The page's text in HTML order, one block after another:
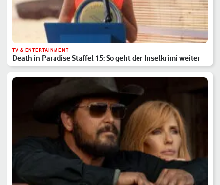
TV & ENTERTAINMENT
Death in Paradise Staffel 15: So geht der Inselkrimi weiter